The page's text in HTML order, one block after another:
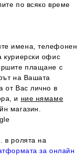
по всяко време
имена, телефонен
куриерски офис
плащане с
на Вашата
от Вас лично в
и ние нямаме
магазин.
в ролята на
за онлайн